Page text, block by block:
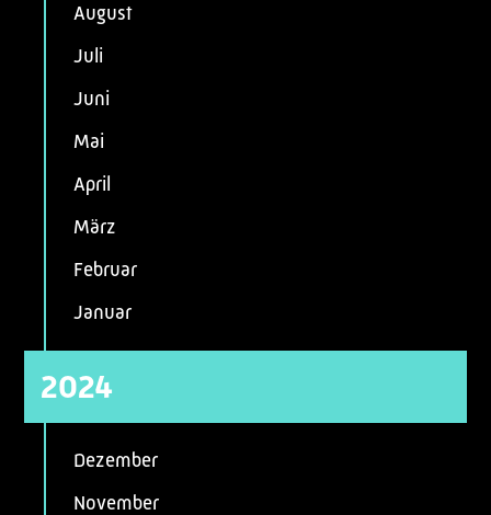
August
Juli
Juni
Mai
April
März
Februar
Januar
2024
Dezember
November